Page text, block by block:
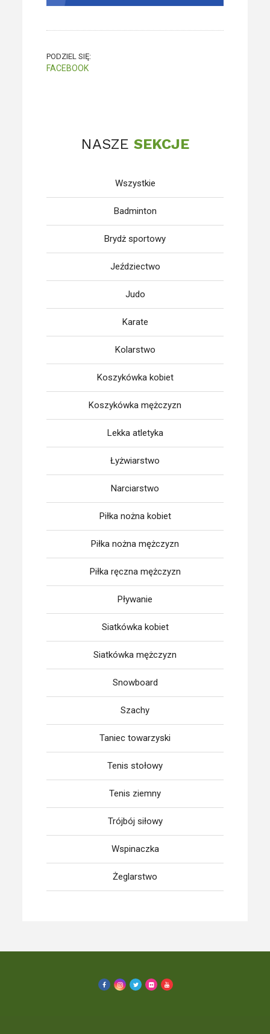
PODZIEL SIĘ:
FACEBOOK
NASZE SEKCJE
Wszystkie
Badminton
Brydż sportowy
Jeździectwo
Judo
Karate
Kolarstwo
Koszykówka kobiet
Koszykówka mężczyzn
Lekka atletyka
Łyżwiarstwo
Narciarstwo
Piłka nożna kobiet
Piłka nożna mężczyzn
Piłka ręczna mężczyzn
Pływanie
Siatkówka kobiet
Siatkówka mężczyzn
Snowboard
Szachy
Taniec towarzyski
Tenis stołowy
Tenis ziemny
Trójbój siłowy
Wspinaczka
Żeglarstwo